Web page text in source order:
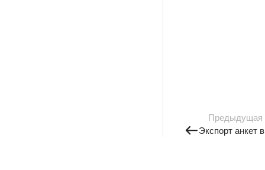
Предыдущая
Экспорт анкет